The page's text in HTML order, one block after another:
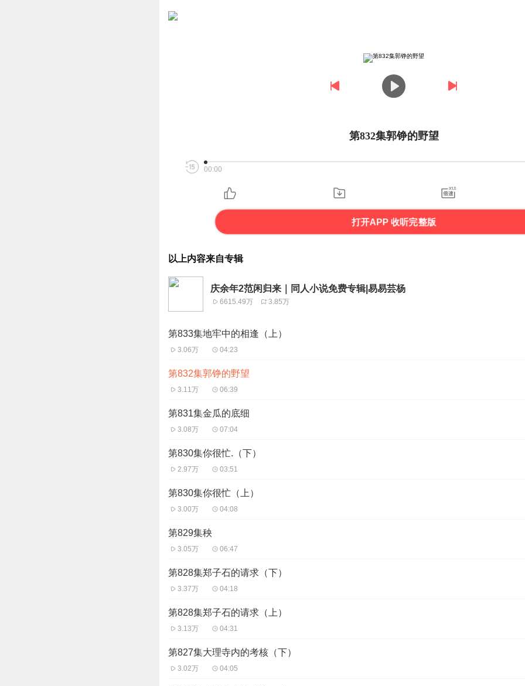
第832集郭铮的野望
00:00
打开APP 收听完整版
以上内容来自专辑
庆余年2范闲归来｜同人小说免费专辑|易易芸杨
6615.49万 3.85万
第833集地牢中的相逢（上）
3.06万 04:23
第832集郭铮的野望
3.11万 06:39
第831集金瓜的底细
3.08万 07:04
第830集你很忙.（下）
2.97万 03:51
第830集你很忙（上）
3.00万 04:08
第829集秧
3.05万 06:47
第828集郑子石的请求（下）
3.37万 04:18
第828集郑子石的请求（上）
3.13万 04:31
第827集大理寺内的考核（下）
3.02万 04:05